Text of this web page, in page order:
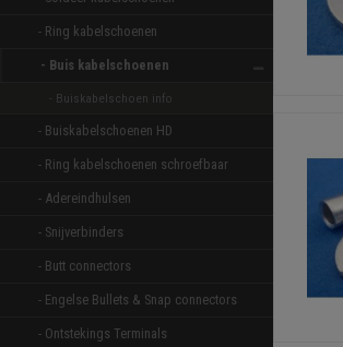
- Ring kabelschoenen
- Buis kabelschoenen
- Buiskabelschoen info
- Buiskabelschoenen HD
- Ring kabelschoenen schroefbaar
- Adereindhulsen
- Snijverbinders
- Butt connectors
- Engelse Bullets & Snap connectors
- Ontstekings Terminals